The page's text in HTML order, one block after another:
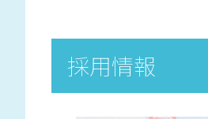
採用情報